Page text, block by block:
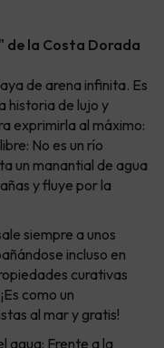
la Costa Dorada
de arena infinita. Es
historia de lujo y
exprimirla al máximo:
No es un río
un manantial de agua
y fluye por la
siempre a unos
incluso en
curativas
como un
al mar y gratis!
agua: Frente a la